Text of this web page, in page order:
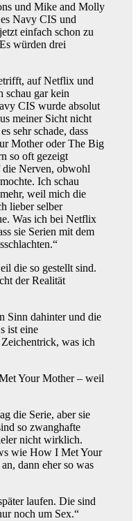
und Mike and Molly
Navy CIS und
einfach schon zu
würden drei
auf Netflix und
schau gar kein
CIS wurde absolut
meiner Sicht nicht
sehr schade, dass
Mother oder The Big
so oft gezeigt
die Nerven, obwohl
Ich schau
weil mich die
lieber selber
Was ich bei Netflix
sie Serien mit dem
die so gestellt sind.
der Realität
Sinn dahinter und die
ist eine
was ich
Your Mother – weil
die Serie, aber sie
so zwanghafte
nicht wirklich.
wie How I Met Your
dann eher so was
laufen. Die sind
noch um Sex.“